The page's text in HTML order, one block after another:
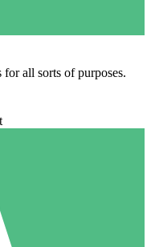
for all sorts of purposes.